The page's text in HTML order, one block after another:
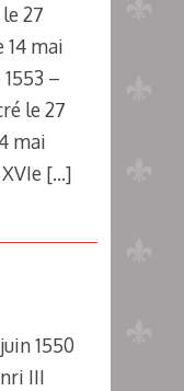
27
14 mai
–
le 27
mai
[…]
1550
III